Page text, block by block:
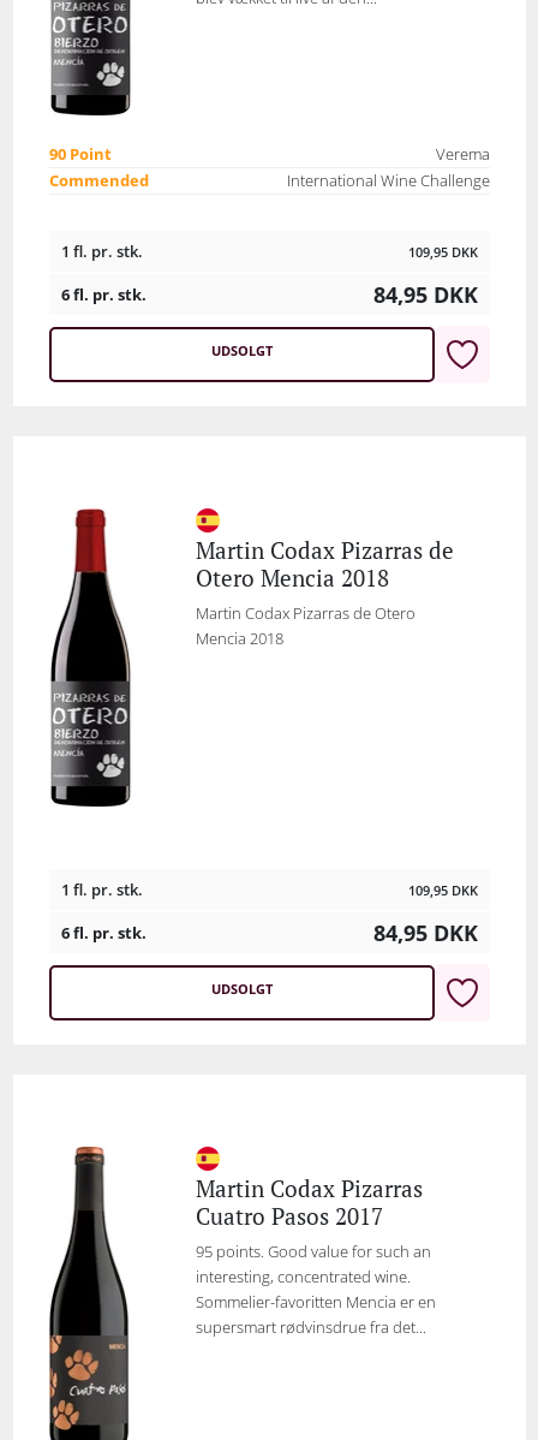
90 Point
Verema
Commended
International Wine Challenge
1 fl. pr. stk. 109,95 DKK
6 fl. pr. stk. 84,95 DKK
UDSOLGT
Martin Codax Pizarras de
Otero Mencia 2018
Martin Codax Pizarras de Otero
Mencia 2018
1 fl. pr. stk. 109,95 DKK
6 fl. pr. stk. 84,95 DKK
UDSOLGT
Martin Codax Pizarras
Cuatro Pasos 2017
95 points. Good value for such an
interesting, concentrated wine.
Sommelier-favoritten Mencia er en
supersmart rødvinsdrue fra det...